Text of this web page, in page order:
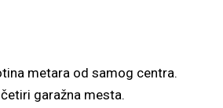
metara od samog centra.
garažna mesta.